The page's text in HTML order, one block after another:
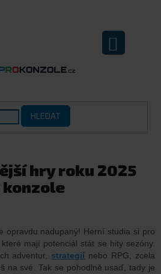
HLEDAT
KOŠÍK
hry roku 2025
konzole
opravdu nadupaný! Herní studia si pro
mají potenciál stát se hity sezóny.
adventur, strategií nebo RPG, zcela
na své. Tak se pohodlně usaď, tady je